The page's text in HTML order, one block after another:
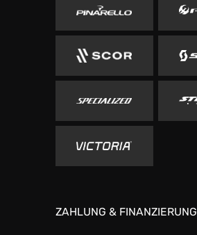
ZAHLUNG & FINANZIERUNG